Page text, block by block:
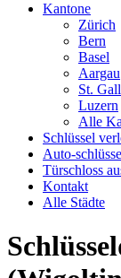
Kantone
Zürich
Bern
Basel
Aargau
St.
Luzern
Alle
Schlüssel
Auto-
Türschloss
Kontakt
Alle Städte